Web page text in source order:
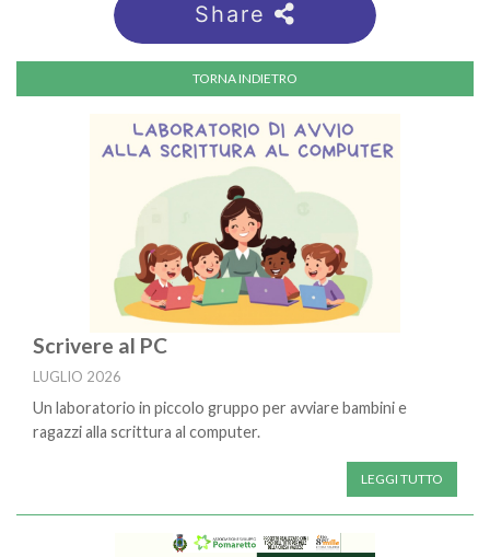
Share
Scrivere al PC
LUGLIO 2026
Un laboratorio in piccolo gruppo per avviare bambini e
ragazzi alla scrittura al computer.
LEGGI TUTTO